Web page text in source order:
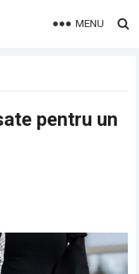
MENU
pentru un